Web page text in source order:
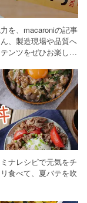
を、macaroniの記事
、製造現場や品質へ
ンツをぜひお楽しみ
ナレシピで元気をチ
食べて、夏バテを吹